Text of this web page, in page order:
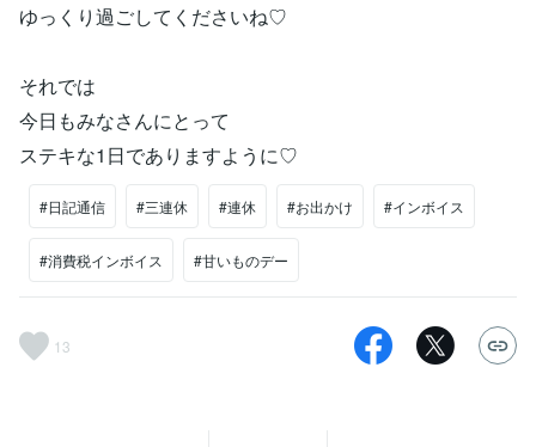
ゆっくり過ごしてくださいね♡
それでは
今日もみなさんにとって
ステキな1日でありますように♡
#日記通信 #三連休 #連休 #お出かけ #インボイス
#消費税インボイス #甘いものデー
13